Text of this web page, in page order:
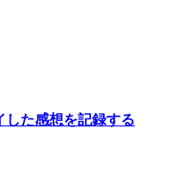
した感想を記録する